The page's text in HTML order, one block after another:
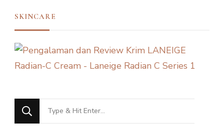
SKINCARE
Looking
for